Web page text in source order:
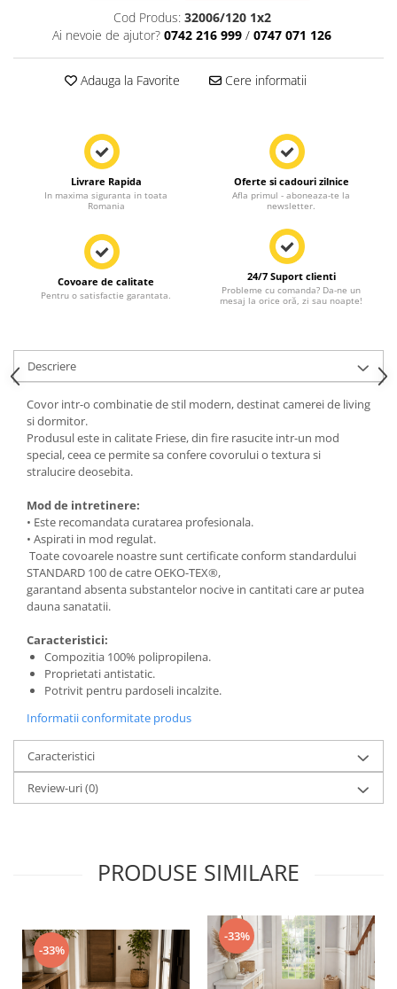
Cod Produs: 32006/120 1x2
Ai nevoie de ajutor? 0742 216 999 / 0747 071 126
Adauga la Favorite Cere informatii
Livrare Rapida
In maxima siguranta in toata
Romania
Oferte si cadouri zilnice
Afla primul - aboneaza-te la
newsletter.
Covoare de calitate
Pentru o satisfactie garantata.
24/7 Suport clienti
Probleme cu comanda? Da-ne un
mesaj la orice oră, zi sau noapte!
Descriere
Covor intr-o combinatie de stil modern, destinat camerei de living
si dormitor.
Produsul este in calitate Friese, din fire rasucite intr-un mod
special, ceea ce permite sa confere covorului o textura si
stralucire deosebita.
Mod de intretinere:
• Este recomandata curatarea profesionala.
• Aspirati in mod regulat.
Toate covoarele noastre sunt certificate conform standardului
STANDARD 100 de catre OEKO-TEX®,
garantand absenta substantelor nocive in cantitati care ar putea
dauna sanatatii.
Caracteristici:
Compozitia 100% polipropilena.
Proprietati antistatic.
Potrivit pentru pardoseli incalzite.
Informatii conformitate produs
Caracteristici
Review-uri(0)
PRODUSE SIMILARE
-33%
-33%